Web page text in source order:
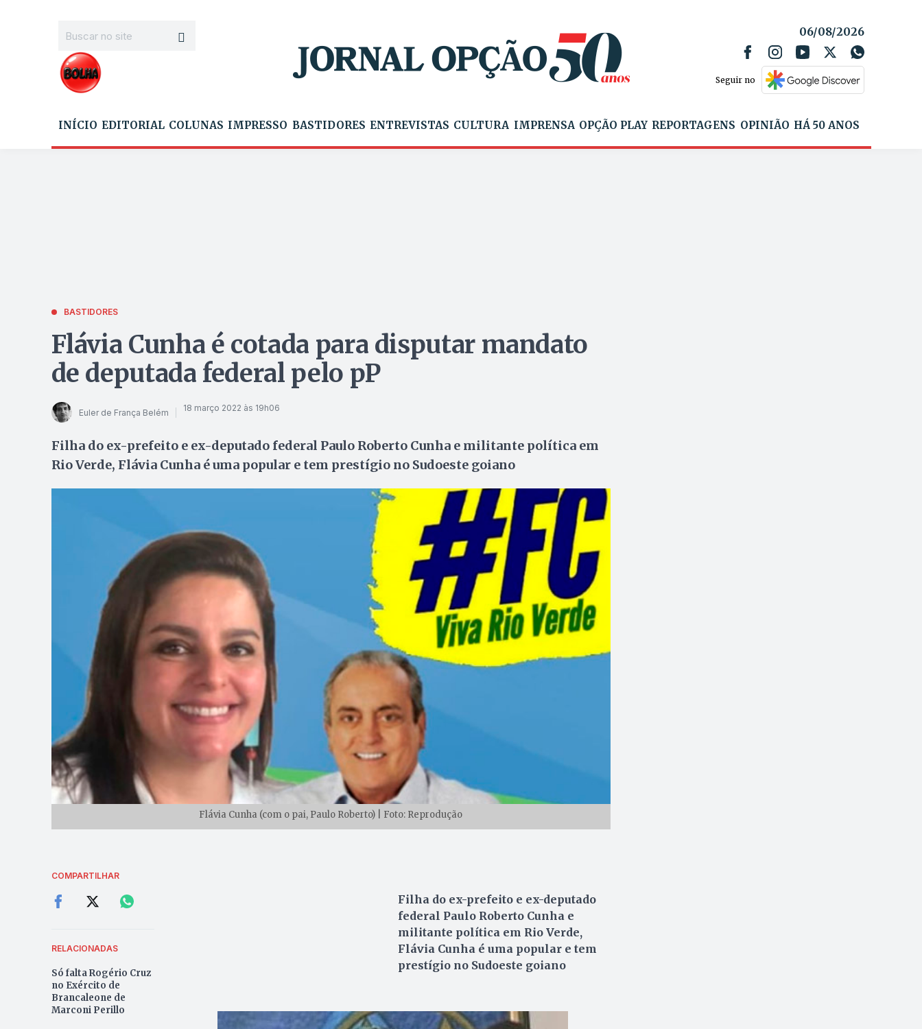
06/08/2026
Seguir no
INÍCIO EDITORIAL COLUNAS IMPRESSO BASTIDORES ENTREVISTAS CULTURA IMPRENSA OPÇÃO PLAY REPORTAGENS OPINIÃO HÁ 50 ANOS
BASTIDORES
Flávia Cunha é cotada para disputar mandato
de deputada federal pelo pP
Euler de França Belém 18 março 2022 às 19h06
Filha do ex-prefeito e ex-deputado federal Paulo Roberto Cunha e militante política em
Rio Verde, Flávia Cunha é uma popular e tem prestígio no Sudoeste goiano
Flávia Cunha (com o pai, Paulo Roberto) | Foto: Reprodução
COMPARTILHAR
RELACIONADAS
Só falta Rogério Cruz
no Exército de
Brancaleone de
Marconi Perillo
Filha do ex-prefeito e ex-deputado
federal Paulo Roberto Cunha e
militante política em Rio Verde,
Flávia Cunha é uma popular e tem
prestígio no Sudoeste goiano